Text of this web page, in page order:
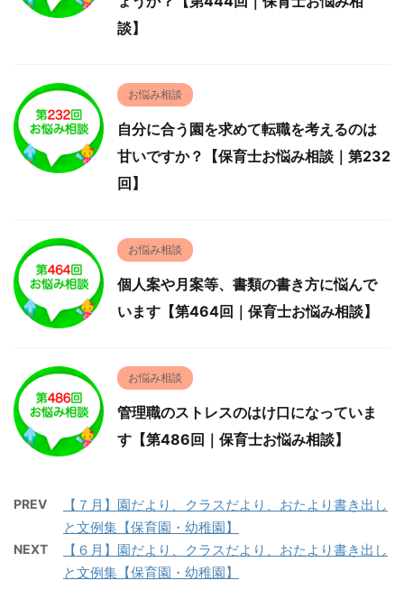
談】
お悩み相談
自分に合う園を求めて転職を考えるのは
甘いですか？【保育士お悩み相談｜第232
回】
お悩み相談
個人案や月案等、書類の書き方に悩んで
います【第464回｜保育士お悩み相談】
お悩み相談
管理職のストレスのはけ口になっていま
す【第486回｜保育士お悩み相談】
PREV
【７月】園だより、クラスだより、おたより書き出し
と文例集【保育園・幼稚園】
NEXT
【６月】園だより、クラスだより、おたより書き出し
と文例集【保育園・幼稚園】